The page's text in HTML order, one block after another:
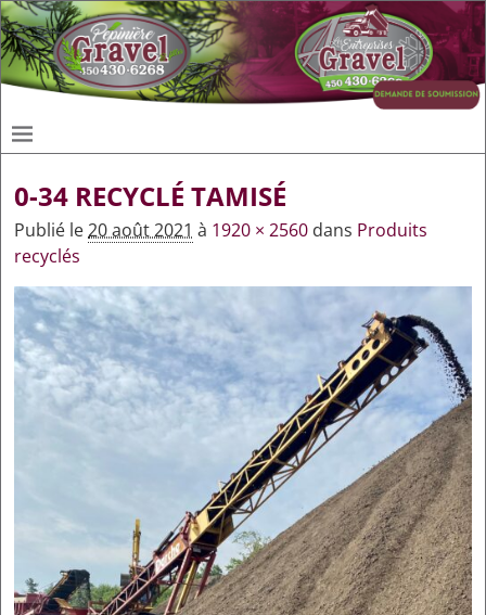
0-34 RECYCLÉ TAMISÉ
Publié le20 août 2021 à 1920 × 2560 dans Produits
recyclés